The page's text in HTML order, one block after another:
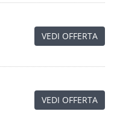
VEDI OFFERTA
VEDI OFFERTA